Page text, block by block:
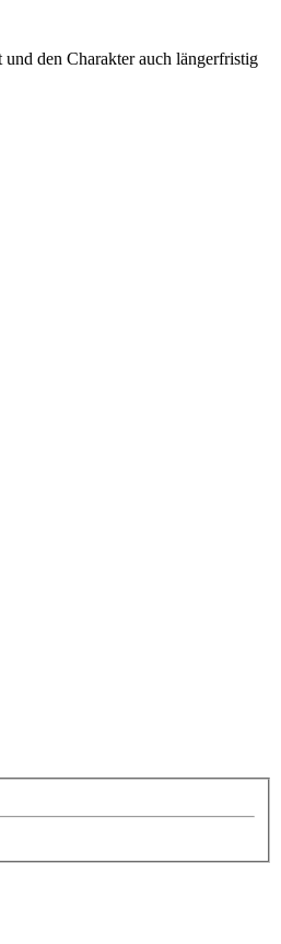
den Charakter auch längerfristig